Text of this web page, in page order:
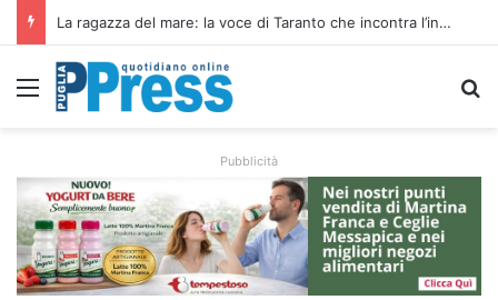
Siccità e caro gasolio colpiscono le campagne pugliesi: irrigare costa il 50,6% in più
Menu
Pubblicità